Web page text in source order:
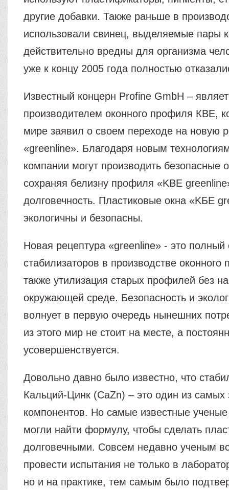
другие добавки. Также раньше в
использовали свинец, выделяемые пары
действительно вредны для организма
уже к концу 2005 года полностью
Известный концерн Profine GmbH –
производителем оконного профиля КВЕ,
мире заявил о своем переходе на новую
«greenline». Благодаря новым
компании могут производить безопасные
сохраняя белизну профиля «KBE
долговечность. Пластиковые окна «KБЕ
экологичны и безопасны.
Новая рецептура «greenline» - это полный
стабилизаторов в производстве
также утилизация старых профилей без
окружающей среде. Безопасность и
волнует в первую очередь нынешних
из этого мир не стоит на месте, а
усовершенствуется.
Довольно давно было известно, что
Кальций-Цинк (CaZn) – это один из самых
компонентов. Но самые известные
могли найти формулу, чтобы сделать
долговечными. Совсем недавно ученым
провести испытания не только в
но и на практике, тем самым было